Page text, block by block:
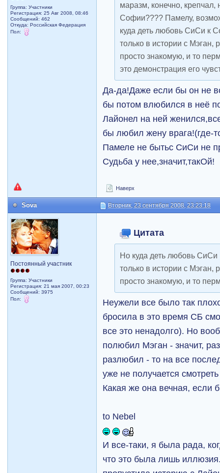
Группа: Участники
Регистрация: 25 Авг 2008, 08:46
Сообщений: 462
Откуда: Российская Федерация
Пол:
маразм, конечно,
Софии???? Памелу,
куда деть любовь СиСи к
только в истории с
просто знакомую, и то
это демонстрация его
Да-да!Даже если бы он не
бы потом влюбился в неё
Лайонел на ней
бы любил жену врага!(где-
Памеле не бытьс СиСи не
Судьба у нее,значит,такОй!
Наверх
Sova Вторник, 23 сентября 2008, 23:23:18
Постоянный участник
Группа: Участники
Регистрация: 21 мая 2007, 00:23
Сообщений: 3975
Пол:
Цитата
Но куда деть любовь
только в истории с
просто знакомую, и то
Неужели все было так
бросила в это время СБ
все это ненадолго). Но
полюбил Мэган - значит,
разлюбил - то на все
уже не получается
Какая же она вечная, если
to Nebel
И все-таки, я была рада,
что это была лишь